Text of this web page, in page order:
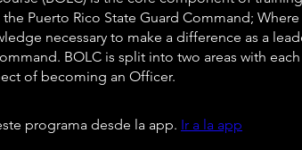
Puerto Rico State Guard Command;
necessary to make a difference as a
BOLC is split into two areas with
of becoming an Officer.
programa desde la app. Ir a la app